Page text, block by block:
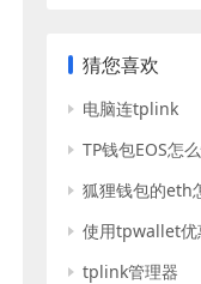
猜您喜欢
电脑连tplink
TP钱包EOS怎
狐狸钱包的eth
使用tpwallet优
tplink管理器